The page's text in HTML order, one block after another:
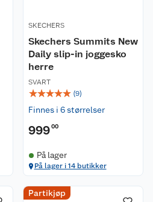
SKECHERS
Skechers Summits New
Daily slip-in joggesko
herre
SVART
☆☆☆☆☆ (9)
Finnes i 6 størrelser
99900
På lager
På lager i 14 butikker
Partikjøp